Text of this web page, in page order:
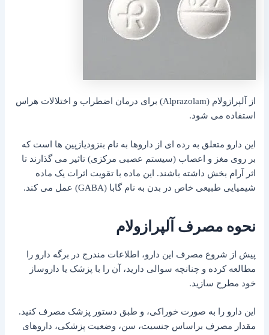
از آلپرازولام (Alprazolam) برای درمان اضطراب و اختلالات هراس
استفاده می شود.
این دارو متعلق به رده ای از داروها به نام بنزودیازپین ها است که
بر روی مغز و اعصاب (سیستم عصبی مرکزی) تاثیر می گذارند تا
اثر آرام بخش داشته باشند. این ماده با تقویت اثرات یک ماده
شیمیایی طبیعی خاص در بدن به نام گابا (GABA) عمل می کند.
نحوه مصرف آلپرازولام
پیش از شروع مصرف این دارو، اطلاعات مندرج در برگه دارو را
مطالعه کرده و چنانچه سوالی دارید، آن را با پزشک یا داروساز
خود مطرح سازید.
این دارو را به صورت خوراکی، و طبق دستور پزشک مصرف کنید.
مقدار مصرف براساس جنسیت، سن، وضعیت پزشکی، داروهای